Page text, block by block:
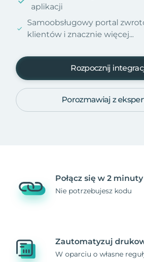
aplikacji
Samoobsługowy portal
klientów i znacznie więcej...
Rozpocznij
Porozmawiaj z
Połącz się w 2 minuty
Nie potrzebujesz kodu
Zautomatyzuj
W oparciu o własne